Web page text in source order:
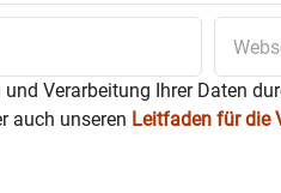
Verarbeitung Ihrer Daten
auch unseren Leitfaden für die